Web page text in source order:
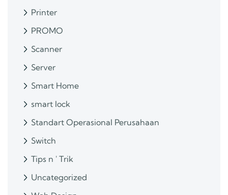
Printer
PROMO
Scanner
Server
Smart Home
smart lock
Standart Operasional Perusahaan
Switch
Tips n ' Trik
Uncategorized